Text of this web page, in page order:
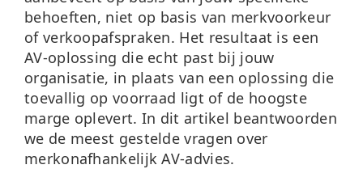
behoeften, niet op basis van merkvoorkeur
of verkoopafspraken. Het resultaat is een
AV-oplossing die echt past bij jouw
organisatie, in plaats van een oplossing die
toevallig op voorraad ligt of de hoogste
marge oplevert. In dit artikel beantwoorden
we de meest gestelde vragen over
merkonafhankelijk AV-advies.